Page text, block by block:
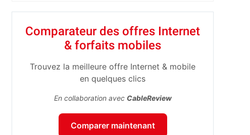
Comparateur des offres Internet
& forfaits mobiles
Trouvez la meilleure offre Internet & mobile
en quelques clics
En collaboration avec CableReview
Comparer maintenant